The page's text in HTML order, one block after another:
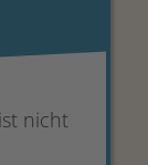
nicht